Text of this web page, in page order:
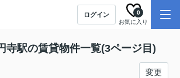
ログイン
お気に入り
0
寺駅の賃貸物件一覧(3ページ目)
変更